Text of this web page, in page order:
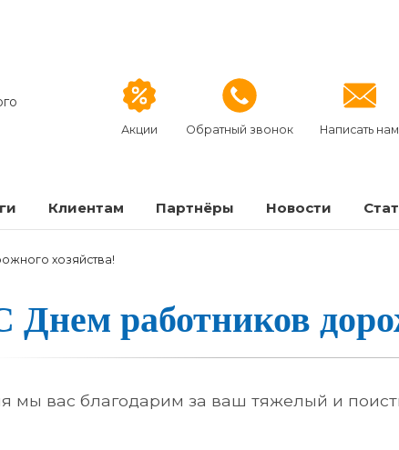
Акции Обратный звонок Написать нам
Клиентам Партнёры Новости
хозяйства!
Днем ра­бот­ни­ков
мы вас благодарим за ваш тяжелый и